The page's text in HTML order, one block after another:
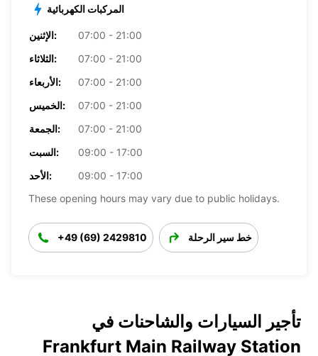
المركبات الكهربائية
الإثنين:
07:00 - 21:00
الثلاثاء:
07:00 - 21:00
الأربعاء:
07:00 - 21:00
الخميس:
07:00 - 21:00
الجمعة:
07:00 - 21:00
السبت:
09:00 - 17:00
الأحد:
09:00 - 17:00
These opening hours may vary due to public holidays.
+49 (69) 2429810 خط سير الرحلة
تأجير السيارات والشاحنات في
Frankfurt Main Railway Station